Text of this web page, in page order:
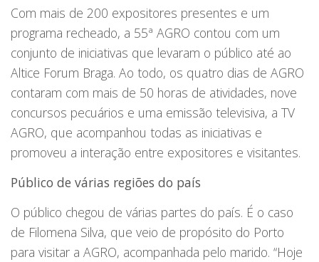
Com mais de 200 expositores presentes e um
programa recheado, a 55ª AGRO contou com um
conjunto de iniciativas que levaram o público até ao
Altice Forum Braga. Ao todo, os quatro dias de AGRO
contaram com mais de 50 horas de atividades, nove
concursos pecuários e uma emissão televisiva, a TV
AGRO, que acompanhou todas as iniciativas e
promoveu a interação entre expositores e visitantes.
Público de várias regiões do país
O público chegou de várias partes do país. É o caso
de Filomena Silva, que veio de propósito do Porto
para visitar a AGRO, acompanhada pelo marido. “Hoje